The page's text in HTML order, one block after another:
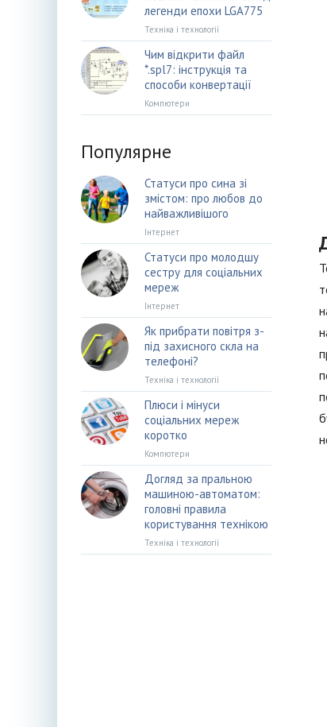
легенди епохи LGA775
Техніка і технології
Чим відкрити файл
*.spl7: інструкція та
способи конвертації
Компютери
Популярне
Статуси про сина зі
змістом: про любов до
найважливішого
Інтернет
Статуси про молодшу
сестру для соціальних
мереж
Інтернет
Як прибрати повітря з-
під захисного скла на
телефоні?
Техніка і технології
Плюси і мінуси
соціальних мереж
коротко
Компютери
Догляд за пральною
машиною-автоматом:
головні правила
користування технікою
Техніка і технології